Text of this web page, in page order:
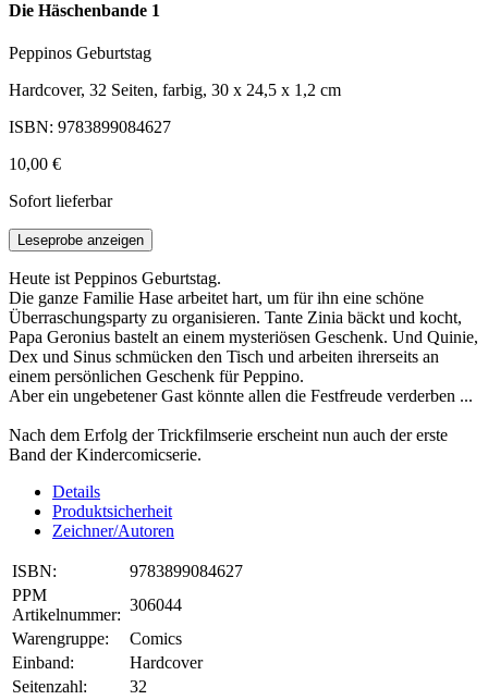
Die Häschenbande 1
Peppinos Geburtstag
Hardcover, 32 Seiten, farbig, 30 x 24,5 x 1,2 cm
ISBN: 9783899084627
10,00 €
Sofort lieferbar
Leseprobe anzeigen
Heute ist Peppinos Geburtstag.
Die ganze Familie Hase arbeitet hart, um für ihn eine schöne
Überraschungsparty zu organisieren. Tante Zinia bäckt und kocht,
Papa Geronius bastelt an einem mysteriösen Geschenk. Und Quinie,
Dex und Sinus schmücken den Tisch und arbeiten ihrerseits an
einem persönlichen Geschenk für Peppino.
Aber ein ungebetener Gast könnte allen die Festfreude verderben ...
Nach dem Erfolg der Trickfilmserie erscheint nun auch der erste
Band der Kindercomicserie.
Details
Produktsicherheit
Zeichner/Autoren
ISBN:
9783899084627
PPM
Artikelnummer:
306044
Warengruppe:
Comics
Einband:
Hardcover
Seitenzahl:
32